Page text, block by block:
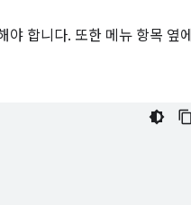
야 합니다. 또한 메뉴 항목 옆에